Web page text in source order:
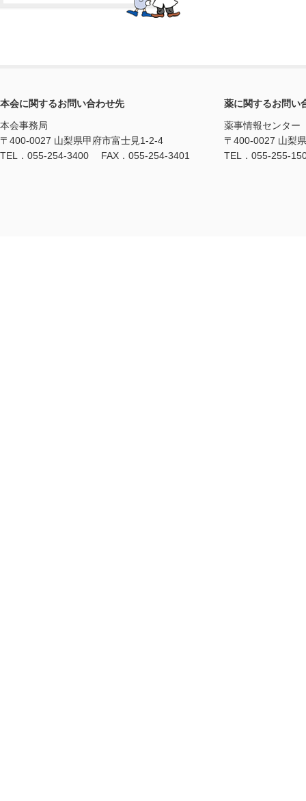
本会に関するお問い合わせ先
本会事務局
〒400-0027 山梨県甲府市富士見1-2-4
TEL．055-254-3400 FAX．055-254-3401
薬に関するお問い
薬事情報センター
〒400-0027 山梨
TEL．055-255-